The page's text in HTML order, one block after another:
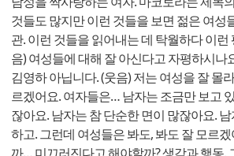
것들도 많지만 이런 것들을 보면 젊은 여성
관. 이런 것들을 읽어내는 데 탁월하다 이런
음) 여성들에 대해 잘 아신다고 자평하시나
김영하 아닙니다. (웃음) 저는 여성을 잘 몰
르겠어요. 여자들은… 남자는 조금만 보고
잖아요. 남자는 참 단순한 면이 많잖아요.
하고. 그런데 여성들은 봐도, 봐도 잘 모르